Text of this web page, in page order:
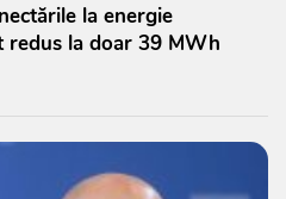
la energie
redus la doar 39 MWh